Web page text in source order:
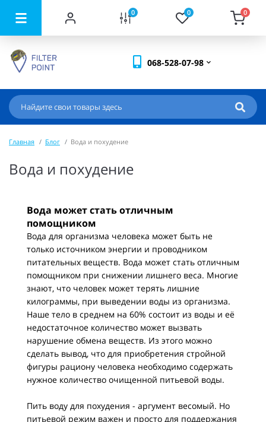
0 0 0
068-528-07-98
Главная Блог Вода и похудение
Вода и похудение
Вода может стать отличным
помощником
Вода для организма человека может быть не
только источником энергии и проводником
питательных веществ. Вода может стать отличным
помощником при снижении лишнего веса. Многие
знают, что человек может терять лишние
килограммы, при выведении воды из организма.
Наше тело в среднем на 60% состоит из воды и её
недостаточное количество может вызвать
нарушение обмена веществ. Из этого можно
сделать вывод, что для приобретения стройной
фигуры рациону человека необходимо содержать
нужное количество очищенной питьевой воды.
Пить воду для похудения - аргумент весомый. Но
питьевой режим важен и просто для поддержания